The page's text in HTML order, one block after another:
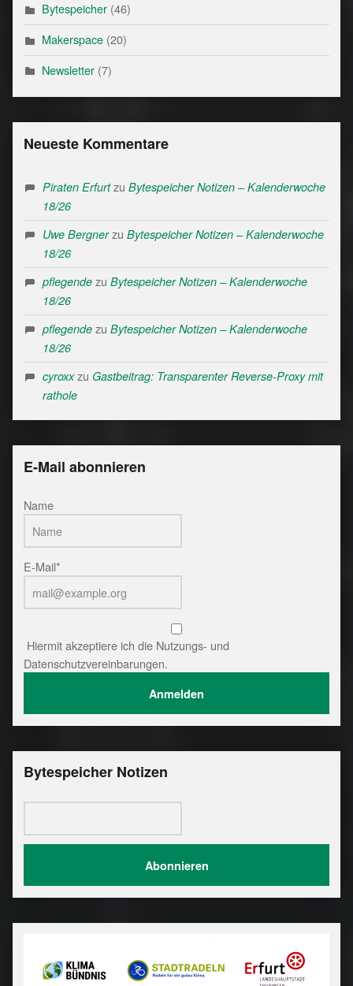
Bytespeicher(46)
Makerspace(20)
Newsletter(7)
Neueste Kommentare
Piraten Erfurtzu Bytespeicher Notizen – Kalenderwoche
18/26
Uwe Bergnerzu Bytespeicher Notizen – Kalenderwoche
18/26
pflegendezu Bytespeicher Notizen – Kalenderwoche
18/26
pflegendezu Bytespeicher Notizen – Kalenderwoche
18/26
cyroxxzu Gastbeitrag: Transparenter Reverse-Proxy mit
rathole
E-Mail abonnieren
Name
E-Mail*
Hiermit akzeptiere ich die Nutzungs- und
Datenschutzvereinbarungen.
Bytespeicher Notizen